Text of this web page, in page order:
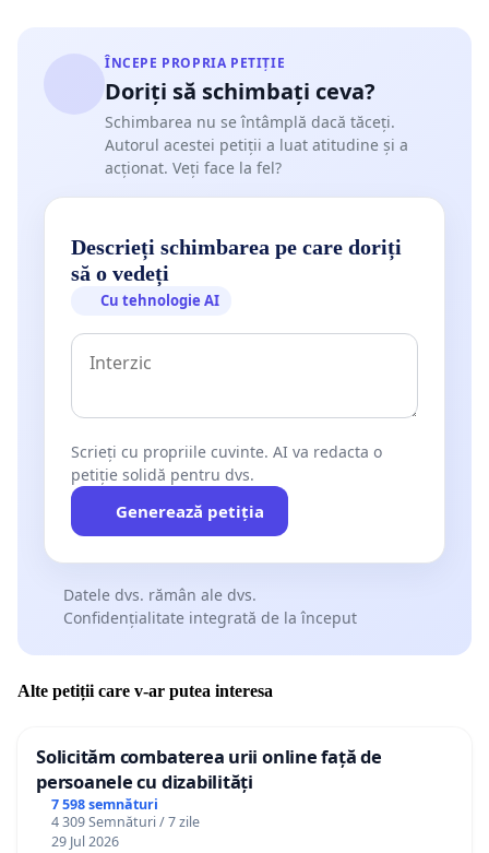
ÎNCEPE PROPRIA PETIȚIE
Doriți să schimbați ceva?
Schimbarea nu se întâmplă dacă tăceți.
Autorul acestei petiții a luat atitudine și a
acționat. Veți face la fel?
Descrieți schimbarea pe care doriți
să o vedeți
Cu tehnologie AI
Scrieți cu propriile cuvinte. AI va redacta o
petiție solidă pentru dvs.
Generează petiția
Datele dvs. rămân ale dvs.
Confidențialitate integrată de la început
Alte petiții care v-ar putea interesa
Solicităm combaterea urii online față de
persoanele cu dizabilități
7 598 semnături
4 309 Semnături / 7 zile
29 Jul 2026